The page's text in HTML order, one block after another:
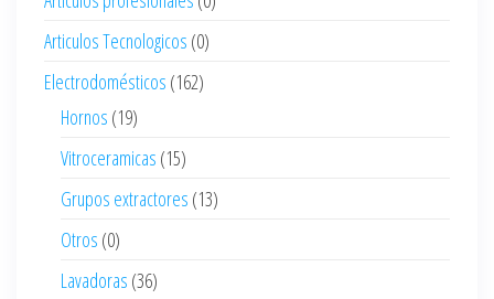
Articulos Tecnologicos (0)
Electrodomésticos (162)
Hornos (19)
Vitroceramicas (15)
Grupos extractores (13)
Otros (0)
Lavadoras (36)